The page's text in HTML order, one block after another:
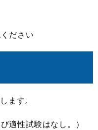
ださい
ます。
適性試験はなし。）